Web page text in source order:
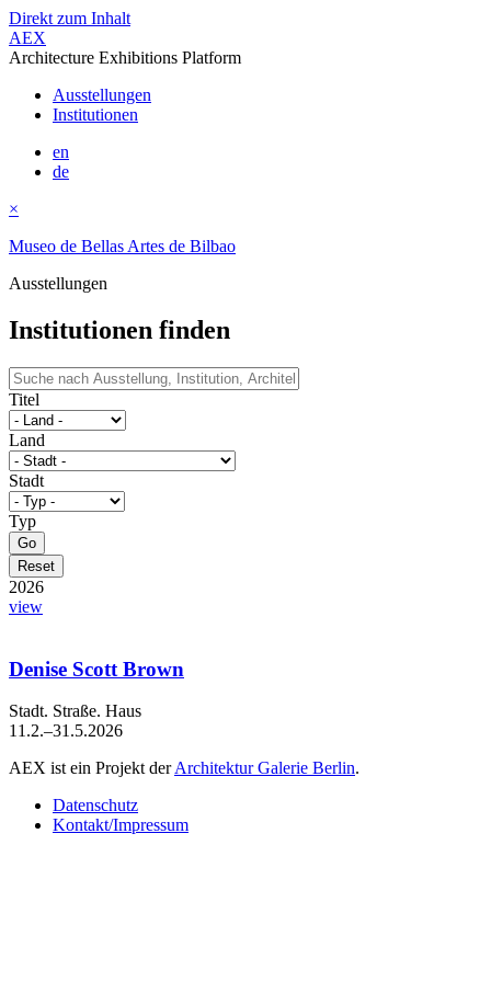
Direkt zum Inhalt
AEX
Architecture Exhibitions Platform
Ausstellungen
Institutionen
en
de
×
Museo de Bellas Artes de Bilbao
Ausstellungen
Institutionen finden
Titel
Land
Stadt
Typ
2026
view
Denise Scott Brown
Stadt. Straße. Haus
11.2.–31.5.2026
AEX ist ein Projekt derArchitektur Galerie Berlin.
Datenschutz
Kontakt/Impressum